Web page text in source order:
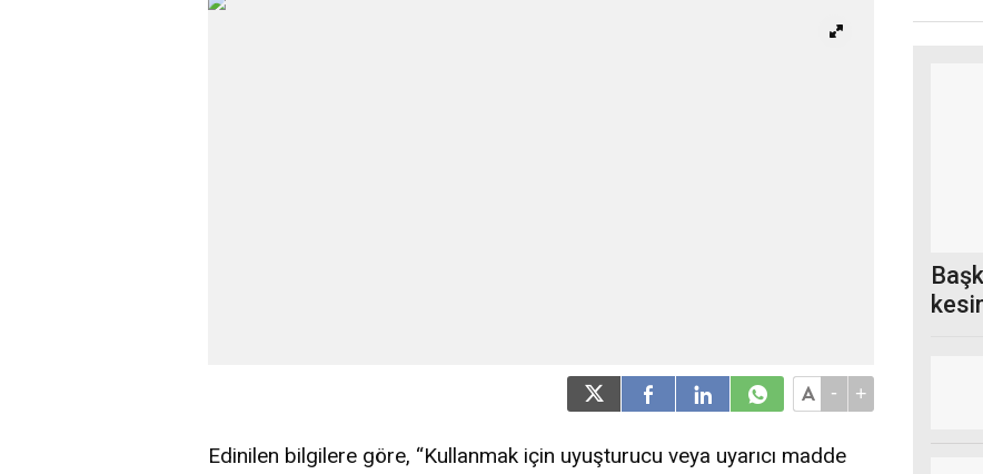
- +
Edinilen bilgilere göre, “Kullanmak için uyuşturucu veya uyarıcı madde